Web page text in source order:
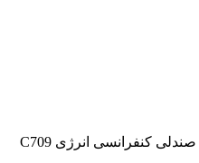
صندلی کنفرانسی انرژی C709